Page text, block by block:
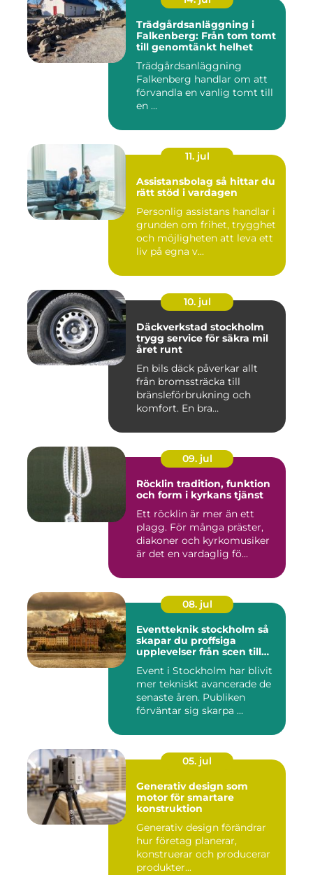
Trädgårdsanläggning i
Falkenberg: Från tom tomt
till genomtänkt helhet
Trädgårdsanläggning
Falkenberg handlar om att
förvandla en vanlig tomt till
en ...
11. jul
Assistansbolag så hittar du
rätt stöd i vardagen
Personlig assistans handlar i
grunden om frihet, trygghet
och möjligheten att leva ett
liv på egna v...
10. jul
Däckverkstad stockholm
trygg service för säkra mil
året runt
En bils däck påverkar allt
från bromssträcka till
bränsleförbrukning och
komfort. En bra
09. jul
Röcklin tradition, funktion
och form i kyrkans tjänst
Ett röcklin är mer än ett
plagg. För många präster,
diakoner och kyrkomusiker
är det en vardaglig fö...
08. jul
Eventteknik stockholm så
skapar du proffsiga
upplevelser från scen till
Event i Stockholm har blivit
mer tekniskt avancerade de
senaste åren. Publiken
förväntar sig skarpa ...
05. jul
Generativ design som
motor för smartare
konstruktion
Generativ design förändrar
hur företag planerar,
konstruerar och producerar
produkter...